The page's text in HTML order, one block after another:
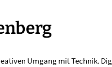
Umgang mit Technik.